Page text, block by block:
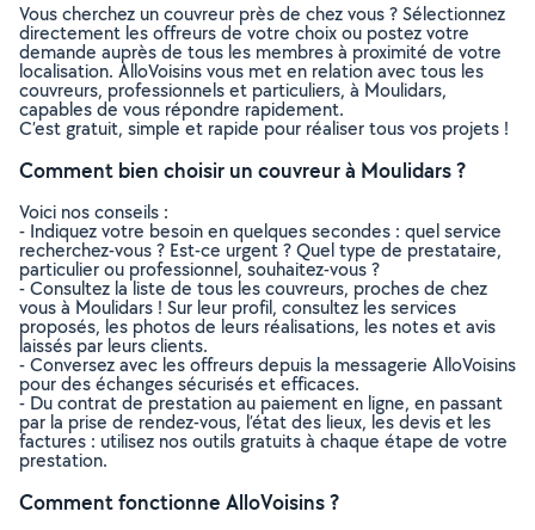
Vous cherchez un couvreur près de chez vous ? Sélectionnez
directement les offreurs de votre choix ou postez votre
demande auprès de tous les membres à proximité de votre
localisation. AlloVoisins vous met en relation avec tous les
couvreurs, professionnels et particuliers, à Moulidars,
capables de vous répondre rapidement.
C’est gratuit, simple et rapide pour réaliser tous vos projets !
Comment bien choisir un couvreur à Moulidars ?
Voici nos conseils :
- Indiquez votre besoin en quelques secondes : quel service
recherchez-vous ? Est-ce urgent ? Quel type de prestataire,
particulier ou professionnel, souhaitez-vous ?
- Consultez la liste de tous les couvreurs, proches de chez
vous à Moulidars ! Sur leur profil, consultez les services
proposés, les photos de leurs réalisations, les notes et avis
laissés par leurs clients.
- Conversez avec les offreurs depuis la messagerie AlloVoisins
pour des échanges sécurisés et efficaces.
- Du contrat de prestation au paiement en ligne, en passant
par la prise de rendez-vous, l’état des lieux, les devis et les
factures : utilisez nos outils gratuits à chaque étape de votre
prestation.
Comment fonctionne AlloVoisins ?